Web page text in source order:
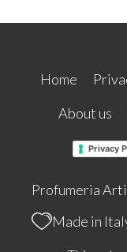
Home
About us
Privacy
Profumeria
Made in